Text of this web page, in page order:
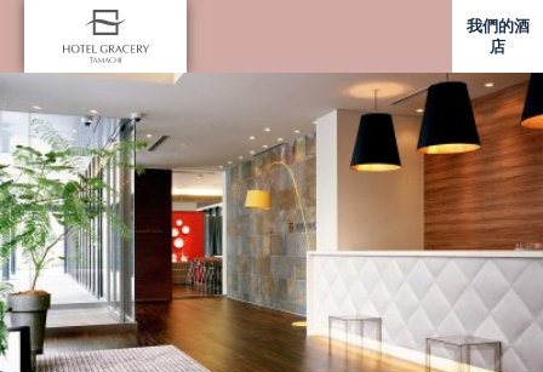
我們的酒
店